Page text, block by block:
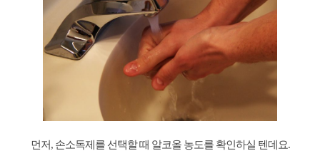
먼저, 손소독제를 선택할 때 알코올 농도를 확인하실 텐데요.